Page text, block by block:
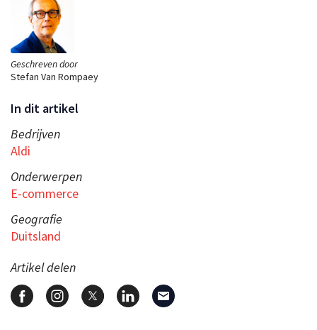
Geschreven door
Stefan Van Rompaey
In dit artikel
Bedrijven
Aldi
Onderwerpen
E-commerce
Geografie
Duitsland
Artikel delen